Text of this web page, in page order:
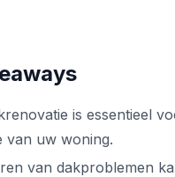
is essentieel
van uw woning.
van dakproblemen